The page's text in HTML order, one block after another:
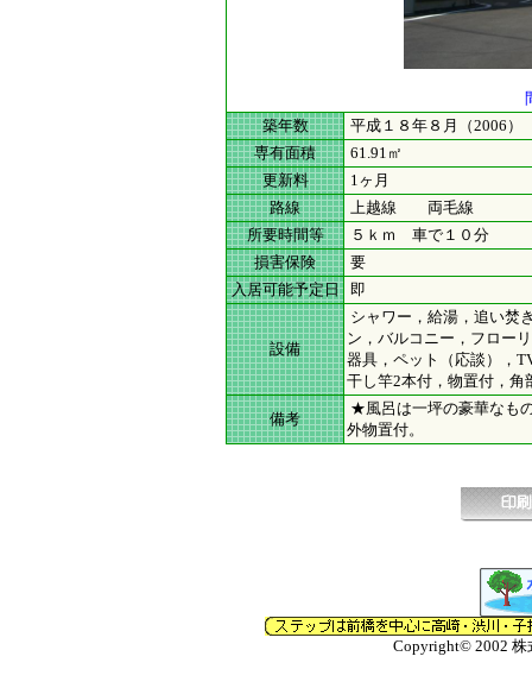
築年数
平成１８年８月（2006）
専有面積
61.91㎡
更新料
1ヶ月
路線
上越線 両毛線
所要時間等
５ｋｍ 車で１０分
損害保険
要
入居可能予定日
即
設備
シャワー，給湯，追い焚
ン，バルコニー，フロー
器具，ペット（応談），
干し竿2本付，物置付，角
備考
★風呂は一坪の豪華なも
外物置付。
Copyright© 2002